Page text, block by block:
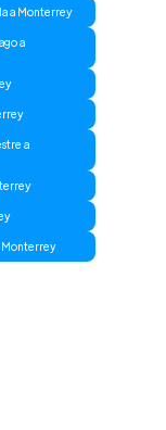
a Monterrey
a
a
Monterrey